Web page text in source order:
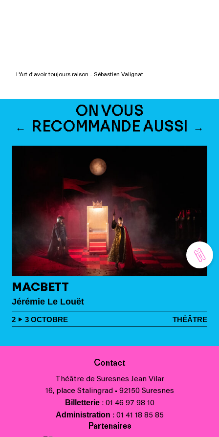
L'Art d'avoir toujours raison - Sébastien Valignat
ON VOUS
RECOMMANDE AUSSI
MACBETT
Jérémie Le Louët
2 3 OCTOBRE THÉÂTRE
Contact
Théâtre de Suresnes Jean Vilar
16, place Stalingrad • 92150 Suresnes
Billetterie: 01 46 97 98 10
Administration : 01 41 18 85 85
Partenaires